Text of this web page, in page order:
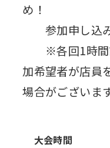
め！
参加申し込み
※各回1時間
加希望者が店員
場合がございます
大会時間